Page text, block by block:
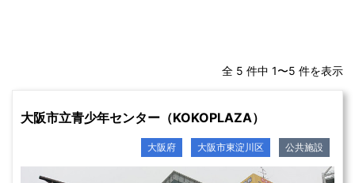
全 5 件中 1〜5 件を表示
大阪市立青少年センター（KOKOPLAZA）
大阪府 大阪市東淀川区 公共施設